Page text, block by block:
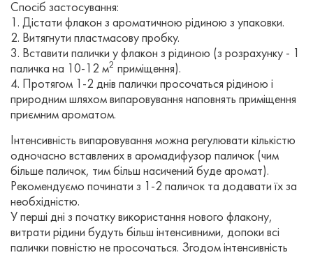
Спосіб застосування:
1. Дістати флакон з ароматичною рідиною з упаковки.
2. Витягнути пластмасову пробку.
3. Вставити палички у флакон з рідиною (з розрахунку - 1
паличка на 10-12 м2 приміщення).
4. Протягом 1-2 днів палички просочаться рідиною і
природним шляхом випаровування наповнять приміщення
приємним ароматом.
Інтенсивність випаровування можна регулювати кількістю
одночасно вставлених в аромадифузор паличок (чим
більше паличок, тим більш насичений буде аромат).
Рекомендуємо починати з 1-2 паличок та додавати їх за
необхідністю.
У перші дні з початку використання нового флакону,
витрати рідини будуть більш інтенсивними, допоки всі
палички повністю не просочаться. Згодом інтенсивність